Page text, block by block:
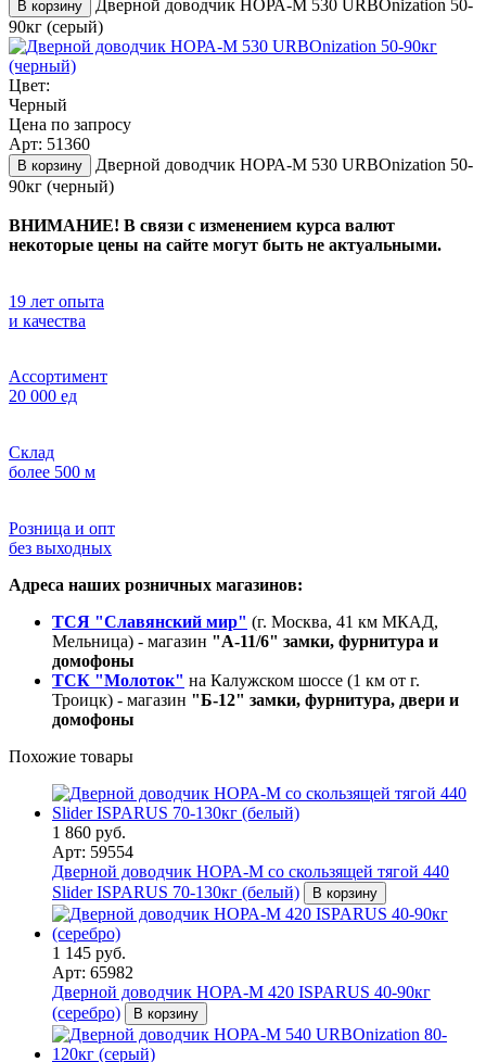
В корзину
Дверной доводчик НОРА-M 530 URBOnization 50-
90кг (серый)
Цвет:
Черный
Цена по запросу
Арт: 51360
В корзину
Дверной доводчик НОРА-M 530 URBOnization 50-
90кг (черный)
ВНИМАНИЕ! В связи с изменением курса валют
некоторые цены на сайте могут быть не актуальными.
19 лет опыта
и качества
Ассортимент
20 000 ед
Склад
более 500 м
Розница и опт
без выходных
Адреса наших розничных магазинов:
ТСЯ "Славянский мир" (г. Москва, 41 км МКАД,
Мельница) - магазин "А-11/6" замки, фурнитура и
домофоны
ТСК "Молоток" на Калужском шоссе (1 км от г.
Троицк) - магазин "Б-12" замки, фурнитура, двери и
домофоны
Похожие товары
1 860 руб.
Арт: 59554
Дверной доводчик НОРА-M со скользящей тягой 440
Slider ISPARUS 70-130кг (белый)
В корзину
1 145 руб.
Арт: 65982
Дверной доводчик НОРА-M 420 ISPARUS 40-90кг
(серебро)
В корзину